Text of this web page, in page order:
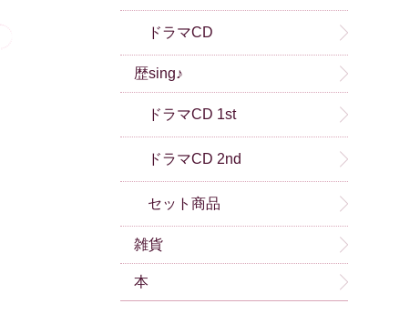
ドラマCD
歴sing♪
ドラマCD 1st
ドラマCD 2nd
セット商品
雑貨
本